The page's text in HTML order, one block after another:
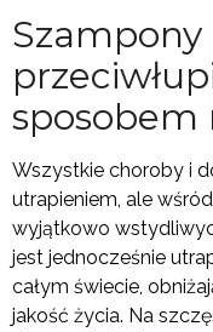
Szampony
sposobem
Wszystkie choroby i
utrapieniem, ale
wyjątkowo
jest jednocześnie
całym świecie,
jakość życia. Na